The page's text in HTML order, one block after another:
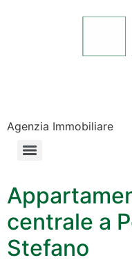
Agenzia Immobiliare
centrale a
Stefano